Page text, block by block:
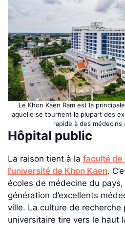
Le Khon Kaen Ram est la
laquelle se tournent la plupart des
rapide à des médecins
Hôpital public
La raison tient à la faculté de
l’université de Khon Kaen.
écoles de médecine du
génération d’excellents
ville. La culture de recherche
universitaire tire vers le haut